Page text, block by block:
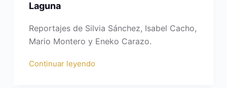
Laguna
Reportajes de Silvia Sánchez, Isabel Cacho,
Mario Montero y Eneko Carazo.
Continuar leyendo